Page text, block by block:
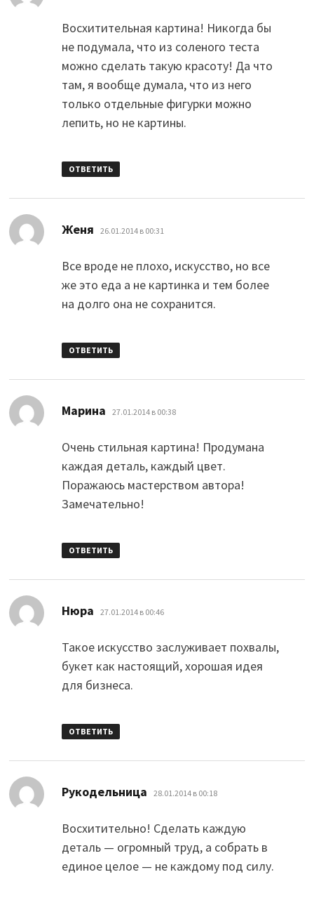
Восхитительная картина! Никогда бы
не подумала, что из соленого теста
можно сделать такую красоту! Да что
там, я вообще думала, что из него
только отдельные фигурки можно
лепить, но не картины.
ОТВЕТИТЬ
Женя 26.01.2014 в 00:31
Все вроде не плохо, искусство, но все
же это еда а не картинка и тем более
на долго она не сохранится.
ОТВЕТИТЬ
Марина 27.01.2014 в 00:38
Очень стильная картина! Продумана
каждая деталь, каждый цвет.
Поражаюсь мастерством автора!
Замечательно!
ОТВЕТИТЬ
Нюра 27.01.2014 в 00:46
Такое искусство заслуживает похвалы,
букет как настоящий, хорошая идея
для бизнеса.
ОТВЕТИТЬ
Рукодельница 28.01.2014 в 00:18
Восхитительно! Сделать каждую
деталь — огромный труд, а собрать в
единое целое — не каждому под силу.